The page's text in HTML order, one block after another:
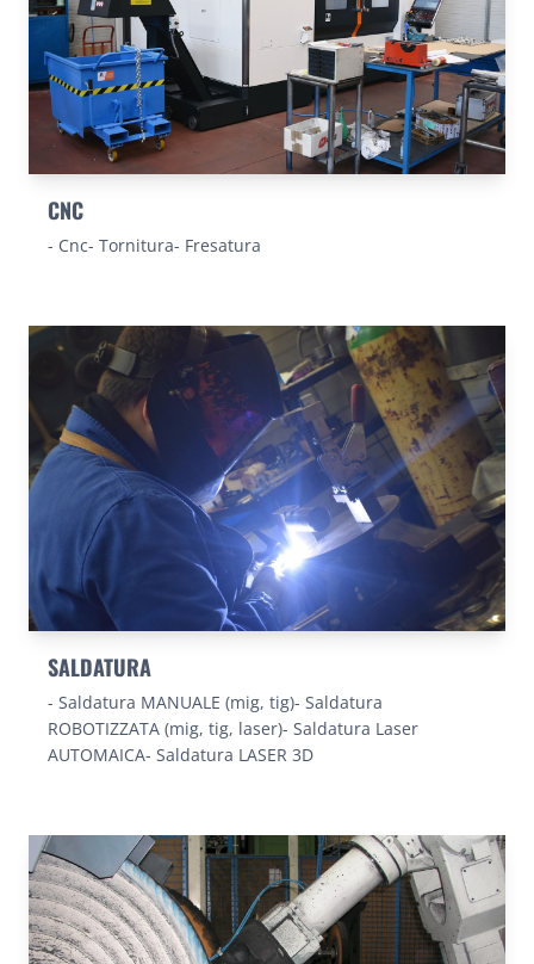
CNC
- Cnc- Tornitura- Fresatura
SALDATURA
- Saldatura MANUALE (mig, tig)- Saldatura
ROBOTIZZATA (mig, tig, laser)- Saldatura Laser
AUTOMAICA- Saldatura LASER 3D